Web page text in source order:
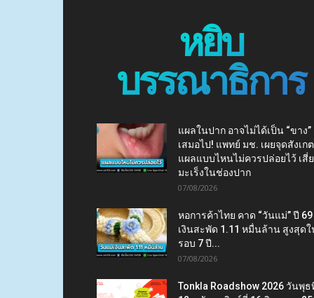
หยิบ
บรรณาธิการ
แผลในปาก อาจไม่ได้เป็น “ขาง”
เสมอไป! แพทย์ มช. เผยจุดสังเกต
แผลแบบไหนไม่ควรปล่อยไว้ เสี่
มะเร็งในช่องปาก
07/08/2026
หอการค้าไทย คาด “วันแม่” ปี 69
เงินสะพัด 1.11 หมื่นล้าน สูงสุด
รอบ 7 ปี...
07/08/2026
Tonkla Roadshow 2026 วันพุธ